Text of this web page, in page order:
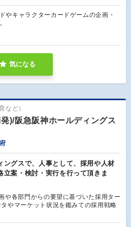
やキャラクターカードゲームの企画・
気になる
など）
)/阪急阪神ホールディングス
ングスで、人事として、採用や人材
立案・検討・実行を行って頂きま
や各部門からの要望に基づいた採用ター
やマーケット状況を鑑みての採用戦略